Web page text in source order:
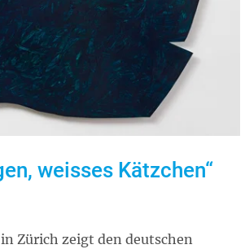
weisses Kätzchen“
Zürich zeigt den deutschen